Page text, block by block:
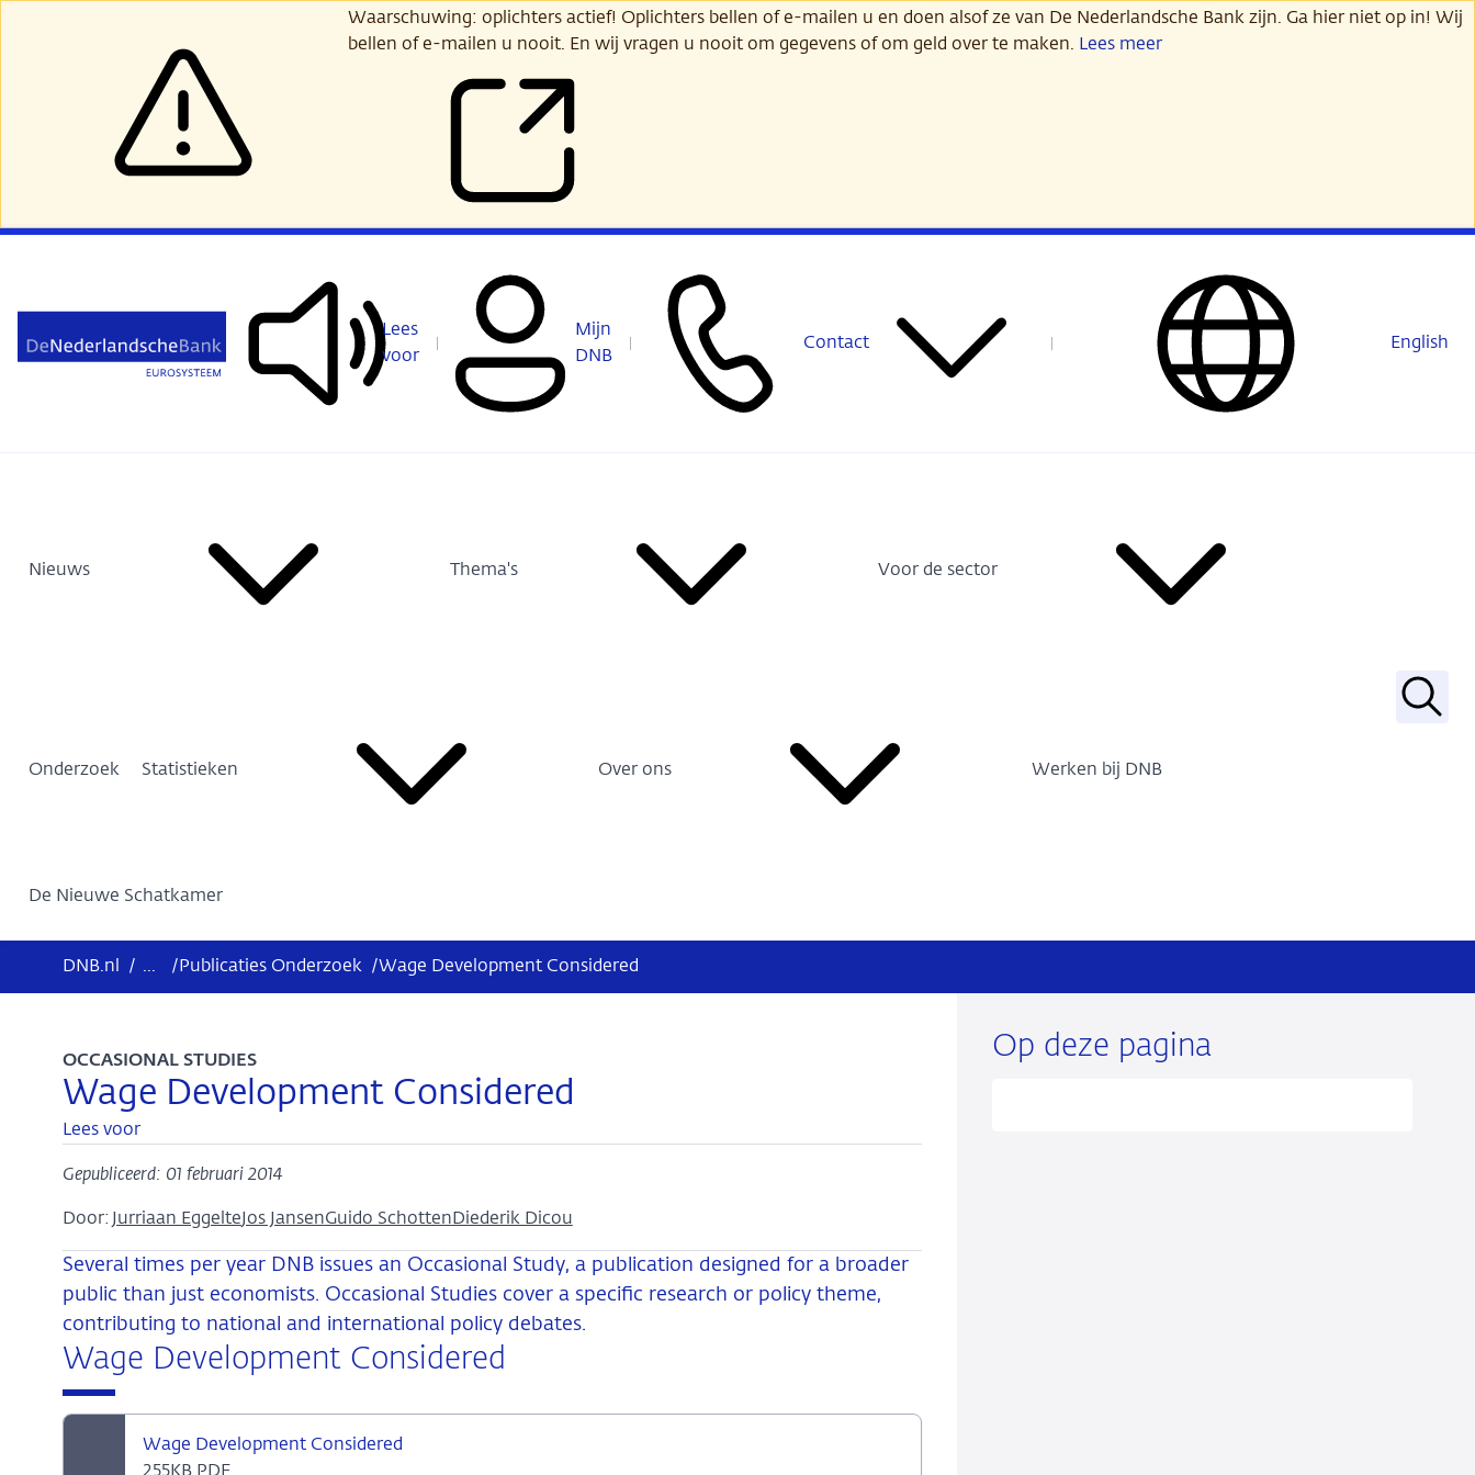
Waarschuwing: oplichters actief! Oplichters bellen of e-mailen u en doen alsof ze van De Nederlandsche Bank zijn. Ga hier niet op in! Wij
bellen of e-mailen u nooit. En wij vragen u nooit om gegevens of om geld over te maken. Lees meer
Lees
voor
Mijn
DNB
Contact English
Nieuws Thema's Voor de sector
Onderzoek Statistieken Over ons Werken bij DNB
De Nieuwe Schatkamer
Zoek
DNB.nl / ... / Publicaties Onderzoek /Wage Development Considered
Op deze pagina
Wage Development Considered
OCCASIONAL STUDIES
Lees voor
Gepubliceerd: 01 februari 2014
Door: Jurriaan EggelteJos JansenGuido Schotten Diederik Dicou
Several times per year DNB issues an Occasional Study, a publication designed for a broader
public than just economists. Occasional Studies cover a specific research or policy theme,
contributing to national and international policy debates.
Wage Development Considered
Wage Development Considered
255KB PDF